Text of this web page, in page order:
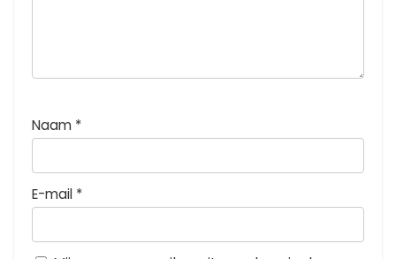
Naam *
E-mail *